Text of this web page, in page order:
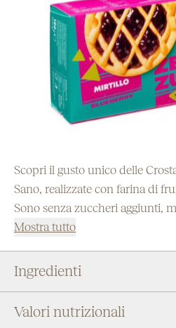
Scopri il gusto unico delle
Sano, realizzate con farina di
Sono senza zuccheri aggiunti,
comunque con la loro bontà e
dolcezza e benessere.
Mostra tutto
Ingredienti
Valori nutrizionali